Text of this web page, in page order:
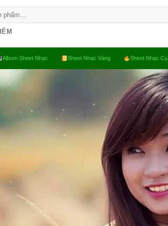
Album Sheet Nhạc Sheet Nhạc Vàng Sheet Nhạc Cụ